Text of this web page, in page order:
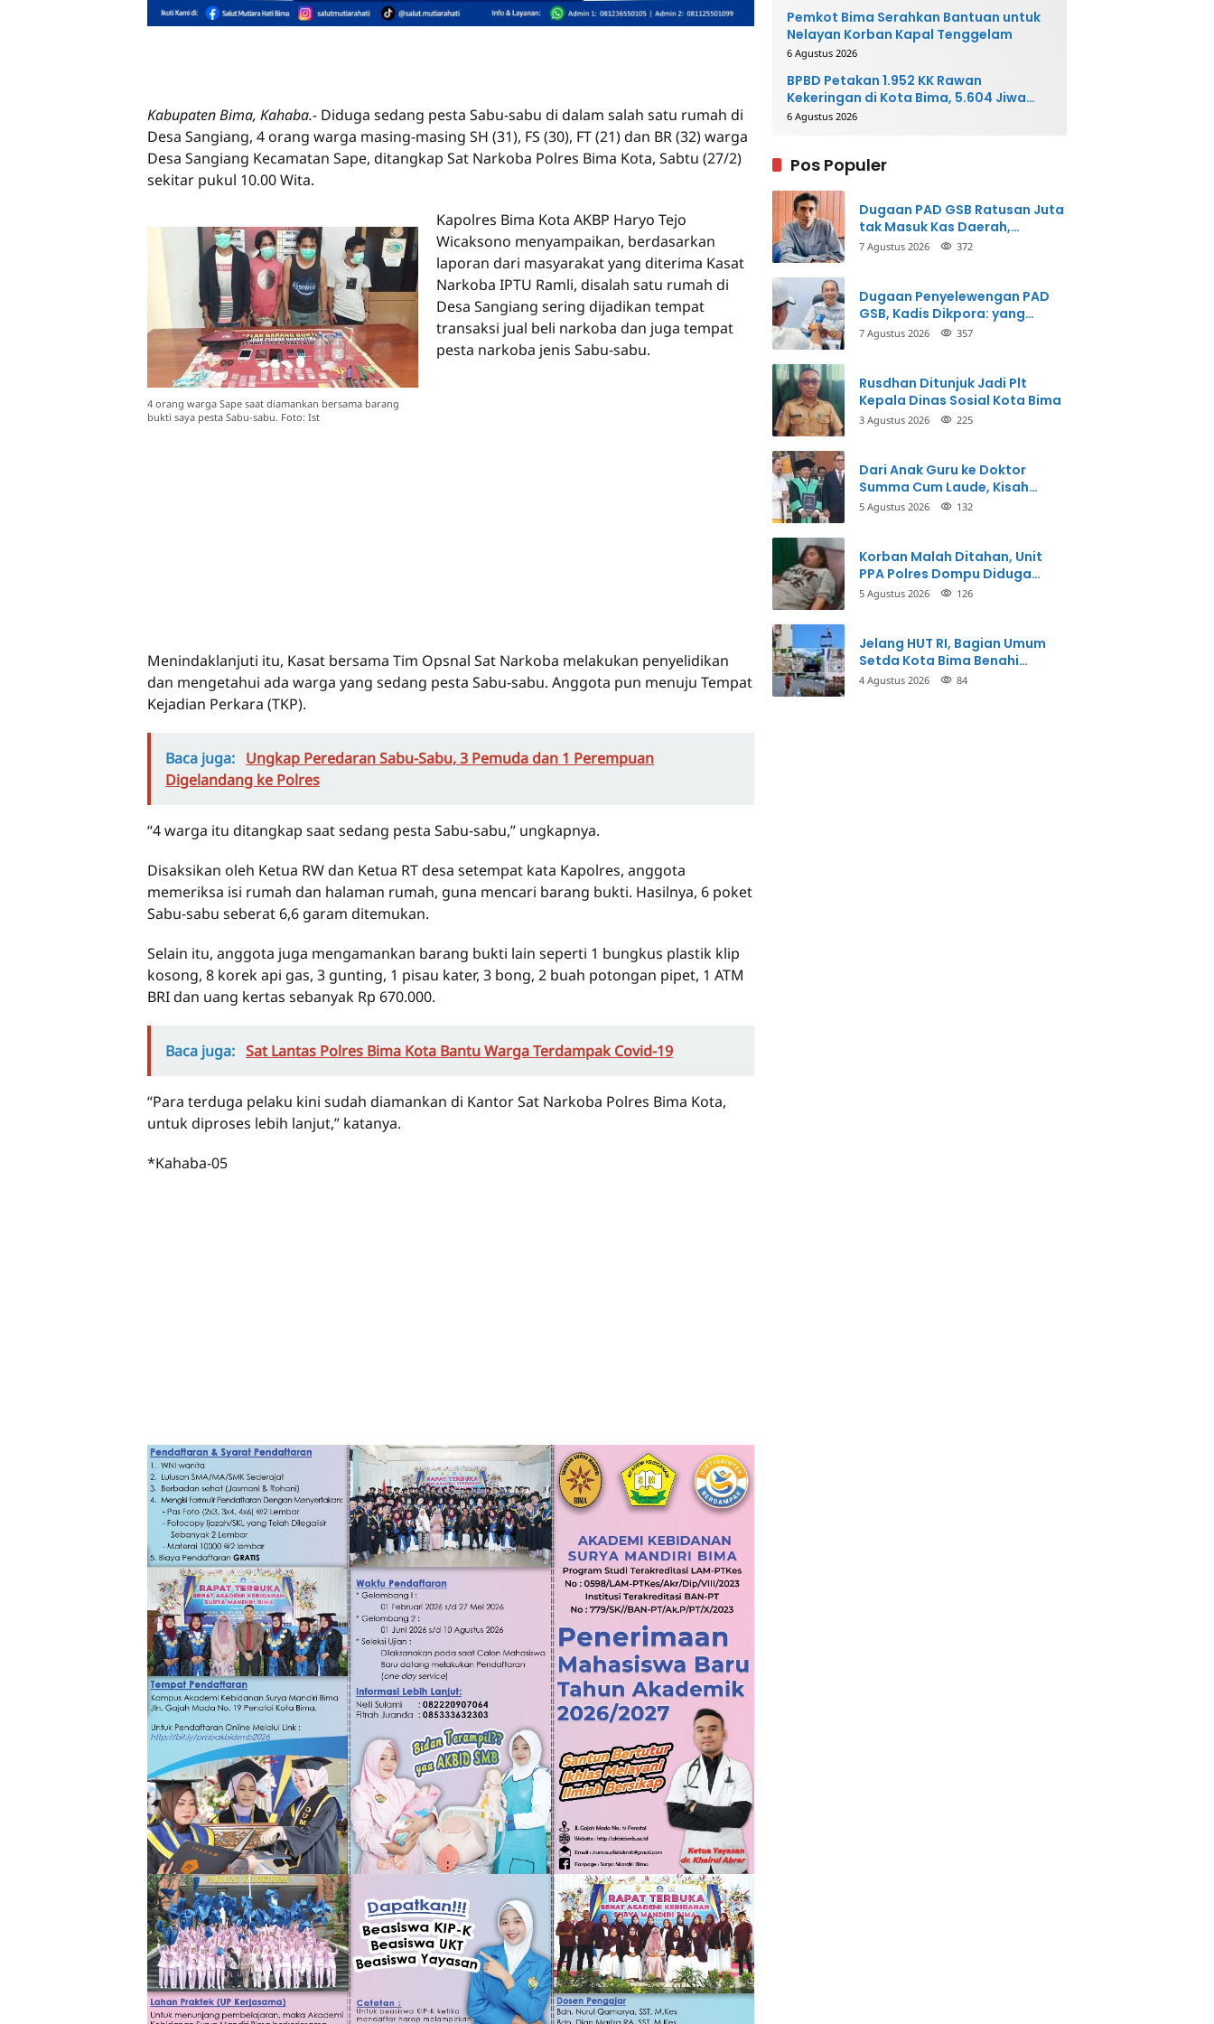
Kabupaten Bima, Kahaba.- Diduga sedang pesta Sabu-sabu di dalam salah satu rumah di
Desa Sangiang, 4 orang warga masing-masing SH (31), FS (30), FT (21) dan BR (32) warga
Desa Sangiang Kecamatan Sape, ditangkap Sat Narkoba Polres Bima Kota, Sabtu (27/2)
sekitar pukul 10.00 Wita.
4 orang warga Sape saat diamankan bersama barang
bukti saya pesta Sabu-sabu. Foto: Ist
Kapolres Bima Kota AKBP Haryo Tejo
Wicaksono menyampaikan, berdasarkan
laporan dari masyarakat yang diterima Kasat
Narkoba IPTU Ramli, disalah satu rumah di
Desa Sangiang sering dijadikan tempat
transaksi jual beli narkoba dan juga tempat
pesta narkoba jenis Sabu-sabu.
Menindaklanjuti itu, Kasat bersama Tim Opsnal Sat Narkoba melakukan penyelidikan
dan mengetahui ada warga yang sedang pesta Sabu-sabu. Anggota pun menuju Tempat
Kejadian Perkara (TKP).
Baca juga: Ungkap Peredaran Sabu-Sabu, 3 Pemuda dan 1 Perempuan
Digelandang ke Polres
“4 warga itu ditangkap saat sedang pesta Sabu-sabu,” ungkapnya.
Disaksikan oleh Ketua RW dan Ketua RT desa setempat kata Kapolres, anggota
memeriksa isi rumah dan halaman rumah, guna mencari barang bukti. Hasilnya, 6 poket
Sabu-sabu seberat 6,6 garam ditemukan.
Selain itu, anggota juga mengamankan barang bukti lain seperti 1 bungkus plastik klip
kosong, 8 korek api gas, 3 gunting, 1 pisau kater, 3 bong, 2 buah potongan pipet, 1 ATM
BRI dan uang kertas sebanyak Rp 670.000.
Baca juga: Sat Lantas Polres Bima Kota Bantu Warga Terdampak Covid-19
“Para terduga pelaku kini sudah diamankan di Kantor Sat Narkoba Polres Bima Kota,
untuk diproses lebih lanjut,” katanya.
*Kahaba-05
Pemkot Bima Serahkan Bantuan untuk
Nelayan Korban Kapal Tenggelam
6 Agustus 2026
BPBD Petakan 1.952 KK Rawan
Kekeringan di Kota Bima, 5.604 Jiwa
Berpotensi Terdampak
6 Agustus 2026
Pos Populer
Dugaan PAD GSB Ratusan Juta
tak Masuk Kas Daerah,
Inspektorat Panggil Pihak
7 Agustus 2026 372
Dugaan Penyelewengan PAD
GSB, Kadis Dikpora: yang
Bersangkutan Akui
7 Agustus 2026 357
Rusdhan Ditunjuk Jadi Plt
Kepala Dinas Sosial Kota Bima
3 Agustus 2026 225
Dari Anak Guru ke Doktor
Summa Cum Laude, Kisah
Taman Firdaus Menginspirasi
5 Agustus 2026 132
Korban Malah Ditahan, Unit
PPA Polres Dompu Diduga
Balikkan Fakta Kasus
5 Agustus 2026 126
Jelang HUT RI, Bagian Umum
Setda Kota Bima Benahi
Kantor Pemkot
4 Agustus 2026 84